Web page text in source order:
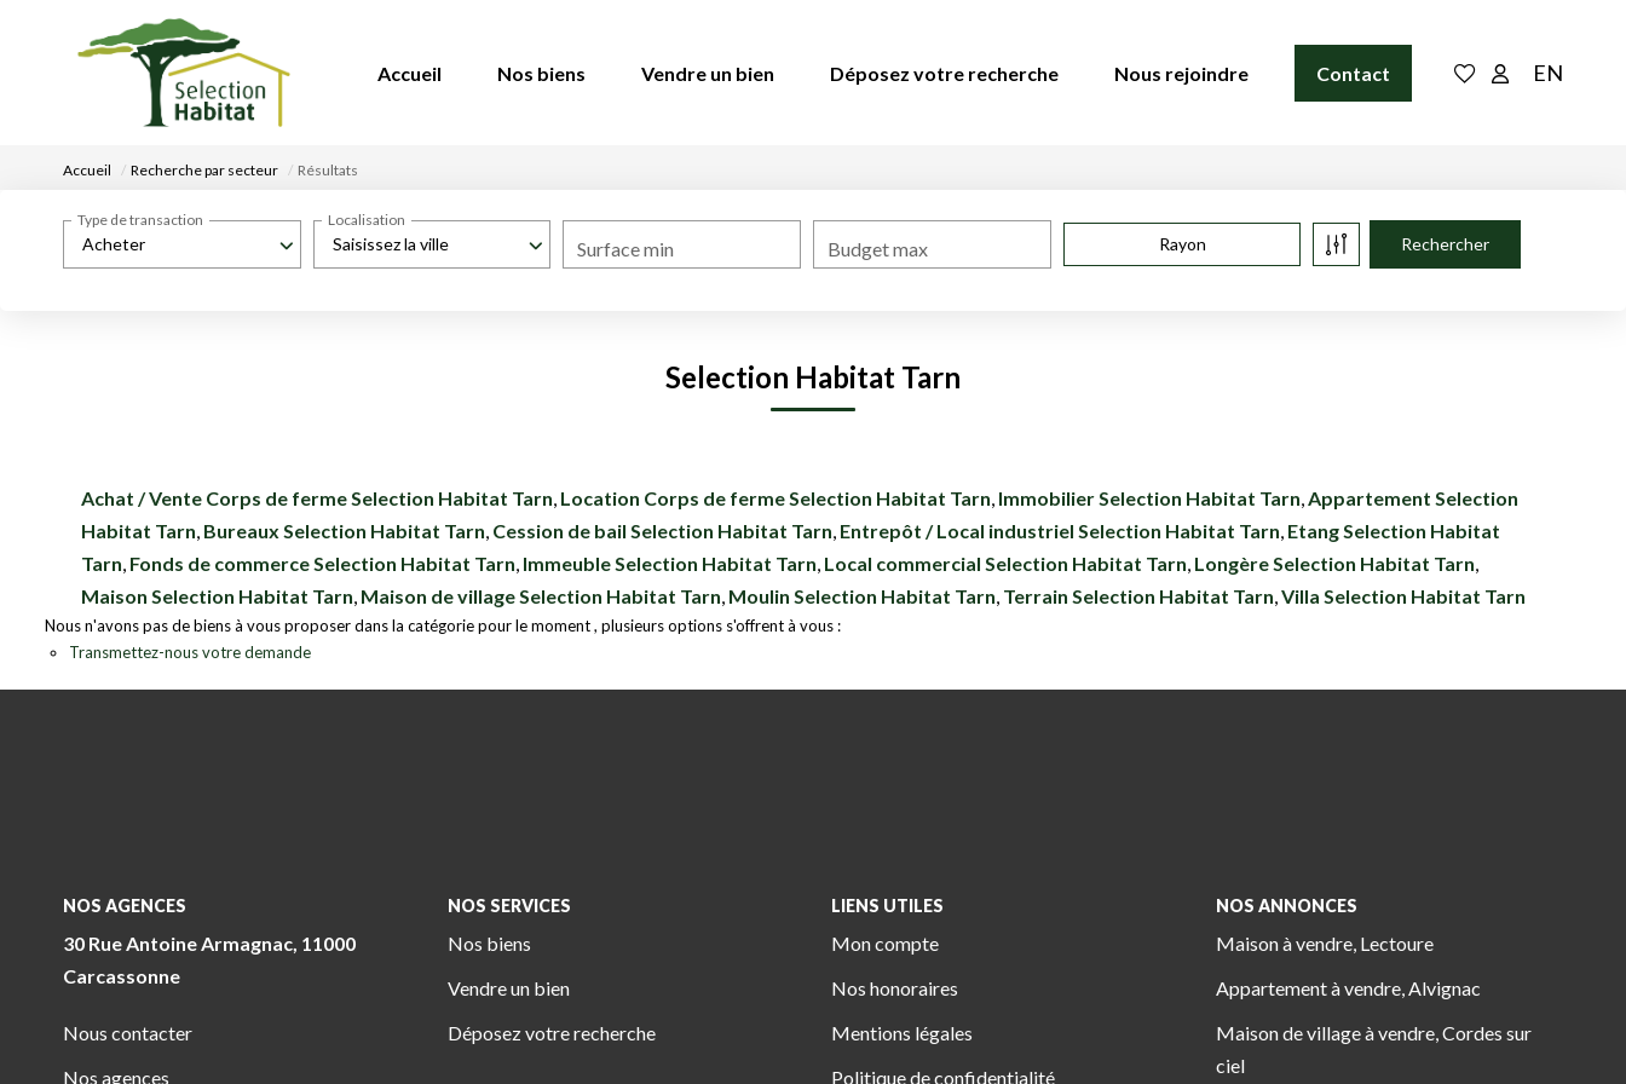
Accueil Nos biens Vendre un bien Déposez votre recherche Nous rejoindre Contact EN
Accueil Recherche par secteur Résultats
Acheter
Type de transaction
Saisissez la ville
Localisation
Surface min Budget max Rayon
Selection Habitat Tarn
Achat / Vente Corps de ferme Selection Habitat Tarn Location Corps de ferme Selection Habitat Tarn Immobilier Selection Habitat Tarn Appartement Selection
Habitat Tarn Bureaux Selection Habitat Tarn Cession de bail Selection Habitat Tarn Entrepôt / Local industriel Selection Habitat Tarn Etang Selection Habitat
Tarn Fonds de commerce Selection Habitat Tarn Immeuble Selection Habitat Tarn Local commercial Selection Habitat Tarn Longère Selection Habitat Tarn
Maison Selection Habitat Tarn Maison de village Selection Habitat Tarn Moulin Selection Habitat Tarn Terrain Selection Habitat Tarn Villa Selection Habitat Tarn
Nous n'avons pas de biens à vous proposer dans la catégorie pour le moment , plusieurs options s'offrent à vous :
Transmettez-nous votre demande
NOS AGENCES
30 Rue Antoine Armagnac, 11000
Carcassonne
Nous contacter
Nos agences
NOS SERVICES
Nos biens
Vendre un bien
Déposez votre recherche
LIENS UTILES
Mon compte
Nos honoraires
Mentions légales
Politique de confidentialité
NOS ANNONCES
Maison à vendre, Lectoure
Appartement à vendre, Alvignac
Maison de village à vendre, Cordes sur
ciel